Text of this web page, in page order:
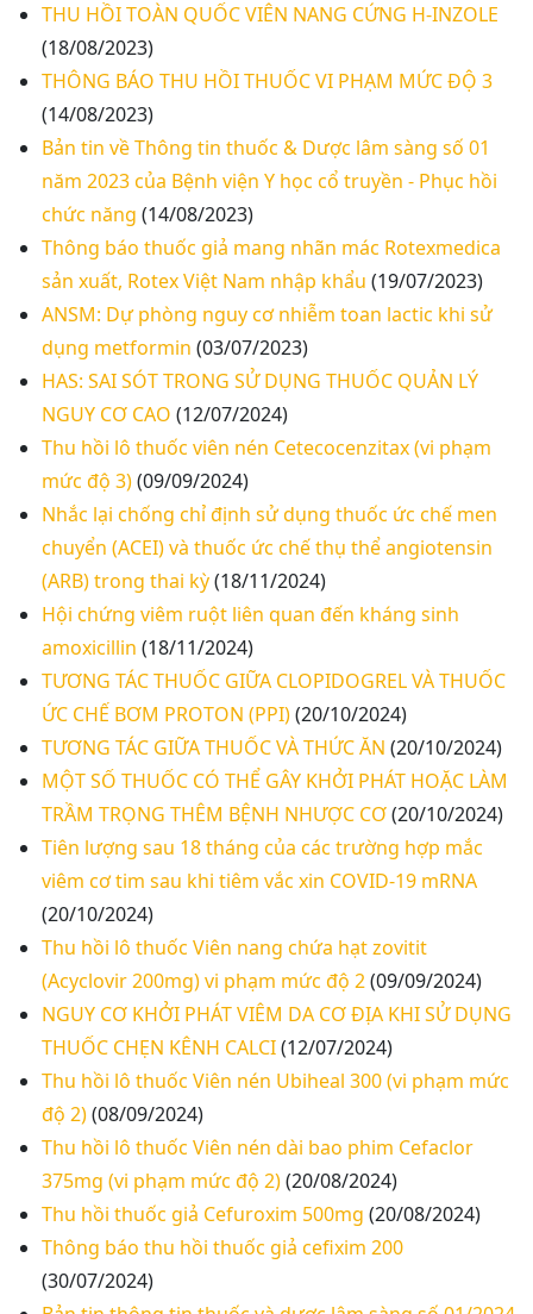
THU HỒI TOÀN QUỐC VIÊN NANG CỨNG H-INZOLE
(18/08/2023)
THÔNG BÁO THU HỒI THUỐC VI PHẠM MỨC ĐỘ 3
(14/08/2023)
Bản tin về Thông tin thuốc & Dược lâm sàng số 01
năm 2023 của Bệnh viện Y học cổ truyền - Phục hồi
chức năng (14/08/2023)
Thông báo thuốc giả mang nhãn mác Rotexmedica
sản xuất, Rotex Việt Nam nhập khẩu (19/07/2023)
ANSM: Dự phòng nguy cơ nhiễm toan lactic khi sử
dụng metformin (03/07/2023)
HAS: SAI SÓT TRONG SỬ DỤNG THUỐC QUẢN LÝ
NGUY CƠ CAO (12/07/2024)
Thu hồi lô thuốc viên nén Cetecocenzitax (vi phạm
mức độ 3)(09/09/2024)
Nhắc lại chống chỉ định sử dụng thuốc ức chế men
chuyển (ACEI) và thuốc ức chế thụ thể angiotensin
(ARB) trong thai kỳ(18/11/2024)
Hội chứng viêm ruột liên quan đến kháng sinh
amoxicillin (18/11/2024)
TƯƠNG TÁC THUỐC GIỮA CLOPIDOGREL VÀ THUỐC
ỨC CHẾ BƠM PROTON (PPI)(20/10/2024)
TƯƠNG TÁC GIỮA THUỐC VÀ THỨC ĂN (20/10/2024)
MỘT SỐ THUỐC CÓ THỂ GÂY KHỞI PHÁT HOẶC LÀM
TRẦM TRỌNG THÊM BỆNH NHƯỢC CƠ(20/10/2024)
Tiên lượng sau 18 tháng của các trường hợp mắc
viêm cơ tim sau khi tiêm vắc xin COVID-19 mRNA
(20/10/2024)
Thu hồi lô thuốc Viên nang chứa hạt zovitit
(Acyclovir 200mg) vi phạm mức độ 2(09/09/2024)
NGUY CƠ KHỞI PHÁT VIÊM DA CƠ ĐỊA KHI SỬ DỤNG
THUỐC CHẸN KÊNH CALCI(12/07/2024)
Thu hồi lô thuốc Viên nén Ubiheal 300 (vi phạm mức
độ 2)(08/09/2024)
Thu hồi lô thuốc Viên nén dài bao phim Cefaclor
375mg (vi phạm mức độ 2)(20/08/2024)
Thu hồi thuốc giả Cefuroxim 500mg (20/08/2024)
Thông báo thu hồi thuốc giả cefixim 200
(30/07/2024)
Thư mời báo giá về Màn hình led phòng họp
Thư mời báo giá về việc vệ sinh máy lạnh các
khoa/phòng trong bệnh viện
Thư mời báo giá về việc khảo sát hiện trạng và
báo giá thi công mái che từ Khoa Dược đến Bếp
ăn từ thiện của Bệnh viện
Thư mời báo giá về việc mời báo giá thiết bị